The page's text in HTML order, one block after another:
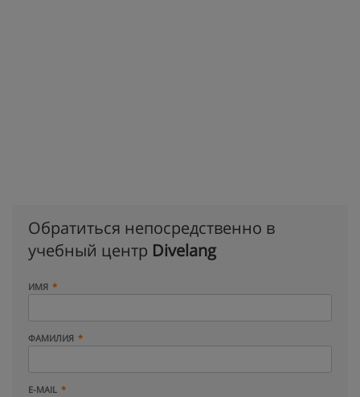
Обратиться непосредственно в
учебный центр Divelang
ИМЯ
ФАМИЛИЯ
E-MAIL